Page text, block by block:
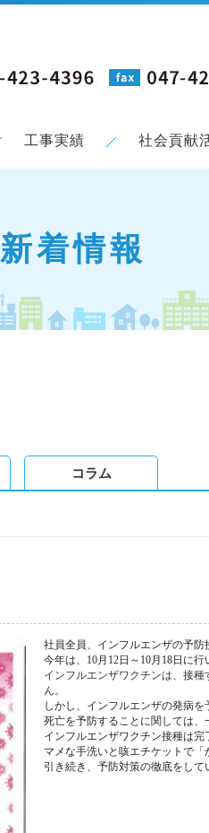
工事実績 社会貢献
新着情報
コラム
社員全員、インフルエンザの予防
今年は、10月12日～10月18日に行
インフルエンザワクチンは、接
ん。
しかし、インフルエンザの発病
死亡を予防することに関しては、
インフルエンザワクチン接種は完
マメな手洗いと咳エチケットで「
引き続き、予防対策の徹底をして